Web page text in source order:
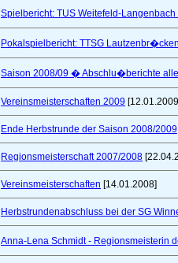
Spielbericht: TUS Weitefeld-
Pokalspielbericht: TTSG
Saison 2008/09 � Abschlu�berichte
Vereinsmeisterschaften 2009
Ende Herbstrunde der Saison 2008/2009
Regionsmeisterschaft 2007/2008
Vereinsmeisterschaften [14.01.2008]
Herbstrundenabschluss bei der SG
Anna-Lena Schmidt - Regionsmeisterin